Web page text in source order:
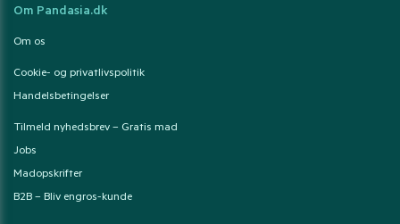
Om Pandasia.dk
Om os
Cookie- og privatlivspolitik
Handelsbetingelser
Tilmeld nyhedsbrev – Gratis mad
Jobs
Madopskrifter
B2B – Bliv engros-kunde